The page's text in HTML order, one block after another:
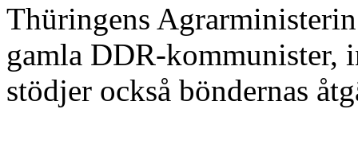
Thüringens
gamla DDR-kommunister,
stödjer också böndernas